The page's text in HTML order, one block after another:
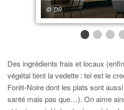
© DR
Des ingrédients frais et locaux
végétal tient la vedette : tel est le
Forêt-Noire dont les plats sont
santé mais pas que…). On aime